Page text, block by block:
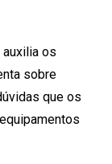
auxilia os
sobre
que os